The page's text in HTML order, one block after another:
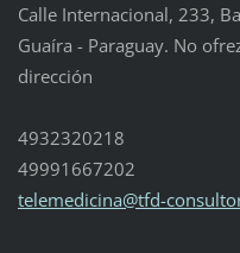
Calle Internacional, 233,
Guaíra - Paraguay. No
dirección
4932320218
49991667202
telemedicina@tfd-consult